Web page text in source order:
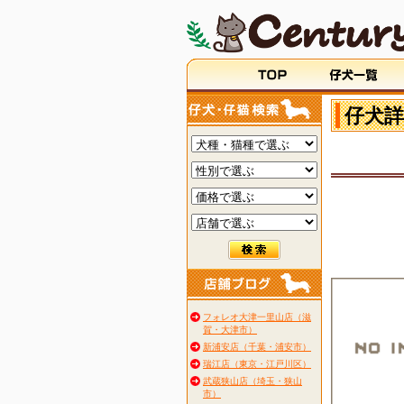
フォレオ大津一里山店（滋
賀・大津市）
新浦安店（千葉・浦安市）
瑞江店（東京・江戸川区）
武蔵狭山店（埼玉・狭山
市）
仔犬